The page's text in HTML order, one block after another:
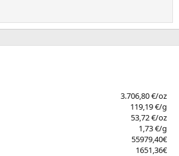
3.706,80 €/oz
119,19 €/g
53,72 €/oz
1,73 €/g
55979,40€
1651,36€